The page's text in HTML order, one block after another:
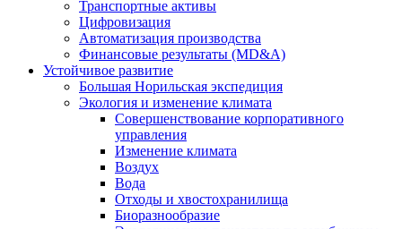
Транспортные активы
Цифровизация
Автоматизация производства
Финансовые результаты (MD&A)
Устойчивое развитие
Большая Норильская экспедиция
Экология и изменение климата
Совершенствование корпоративного
управления
Изменение климата
Воздух
Вода
Отходы и хвостохранилища
Биоразнообразие